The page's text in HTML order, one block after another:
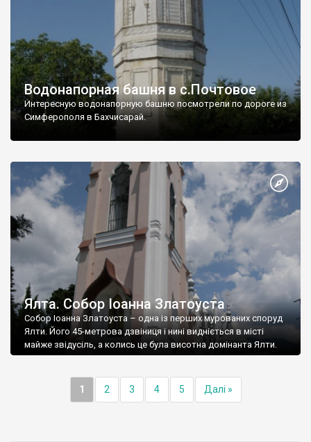
Водонапорная башня в с.Почтовое
Интересную водонапорную башню посмотрели по дороге из
Симферополя в Бахчисарай.
Ялта. Собор Іоанна Златоуста
Собор Іоанна Златоуста – одна із перших мурованих споруд
Ялти. Його 45-метрова дзвіниця і нині видніється в місті
майже звідусіль, а колись це була висотна домінанта Ялти.
1 2 3 4 5 Далі »